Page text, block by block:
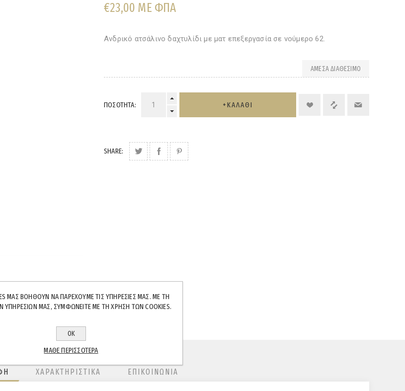
€23,00 ΜΕ ΦΠΑ
Ανδρικό ατσάλινο δαχτυλίδι με ματ επεξεργασία σε νούμερο 62.
ΆΜΕΣΑ ΔΙΑΘΈΣΙΜΟ
ΠΟΣΌΤΗΤΑ:
SHARE:
ΧΑΡΑΚΤΗΡΙΣΤΙΚΆ ΕΠΙΚΟΙΝΩΝΊΑ
ΜΑΣ ΒΟΗΘΟΎΝ ΝΑ ΠΑΡΈΧΟΥΜΕ ΤΙΣ ΥΠΗΡΕΣΊΕΣ ΜΑΣ. ΜΕ ΤΗ
ΥΠΗΡΕΣΙΏΝ ΜΑΣ, ΣΥΜΦΩΝΕΊΤΕ ΜΕ ΤΗ ΧΡΉΣΗ ΤΩΝ COOKIES.
ΟΚ
ΜΆΘΕ ΠΕΡΙΣΣΌΤΕΡΑ